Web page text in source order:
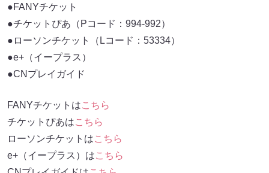
●FANYチケット
●チケットぴあ（Pコード：994-992）
●ローソンチケット（Lコード：53334）
●e+（イープラス）
●CNプレイガイド
FANYチケットはこちら
チケットぴあはこちら
ローソンチケットはこちら
e+（イープラス）はこちら